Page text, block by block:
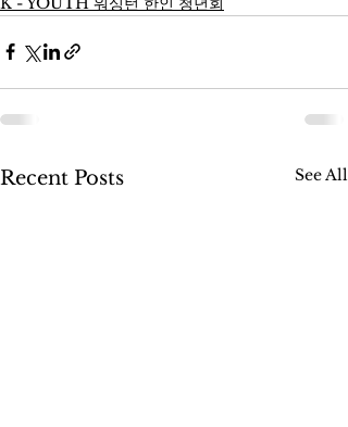
Recent Posts See All